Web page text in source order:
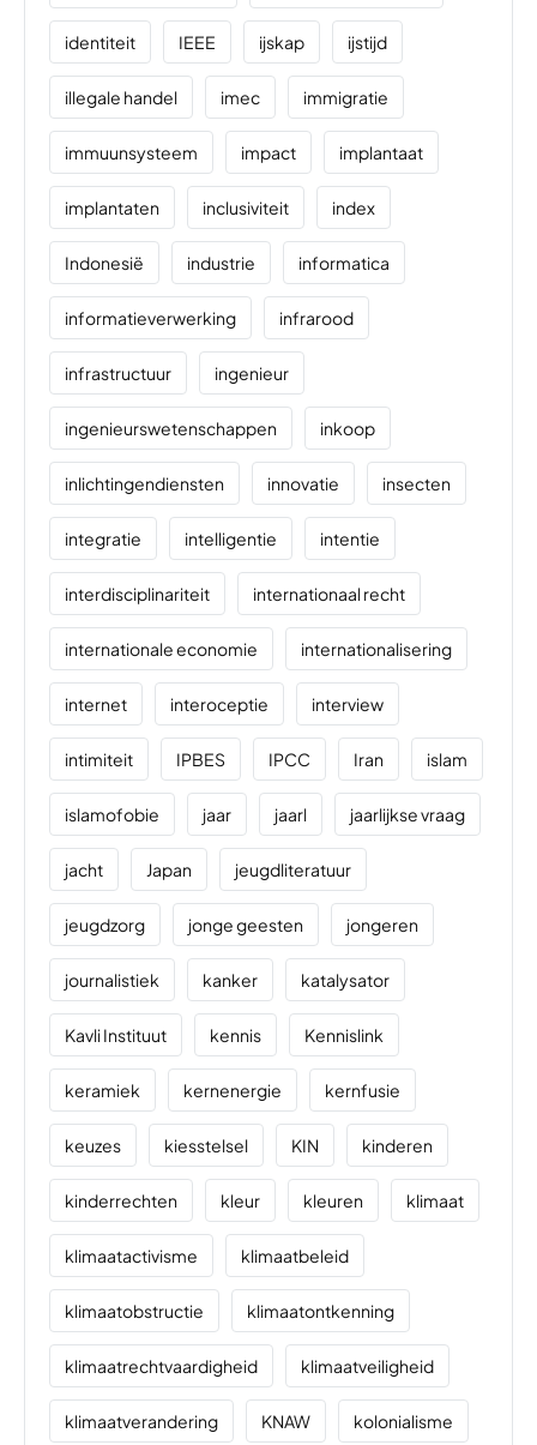
identiteit IEEE ijskap ijstijd
illegale handel imec immigratie
immuunsysteem impact implantaat
implantaten inclusiviteit index
Indonesië industrie informatica
informatieverwerking infrarood
infrastructuur ingenieur
ingenieurswetenschappen inkoop
inlichtingendiensten innovatie insecten
integratie intelligentie intentie
interdisciplinariteit internationaal recht
internationale economie internationalisering
internet interoceptie interview
intimiteit IPBES IPCC Iran islam
islamofobie jaar jaarl jaarlijkse vraag
jacht Japan jeugdliteratuur
jeugdzorg jonge geesten jongeren
journalistiek kanker katalysator
Kavli Instituut kennis Kennislink
keramiek kernenergie kernfusie
keuzes kiesstelsel KIN kinderen
kinderrechten kleur kleuren klimaat
klimaatactivisme klimaatbeleid
klimaatobstructie klimaatontkenning
klimaatrechtvaardigheid klimaatveiligheid
klimaatverandering KNAW kolonialisme